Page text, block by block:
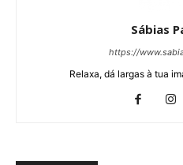
Sábias
https://
Relaxa, dá largas à tua